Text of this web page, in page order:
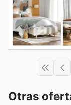
Otras